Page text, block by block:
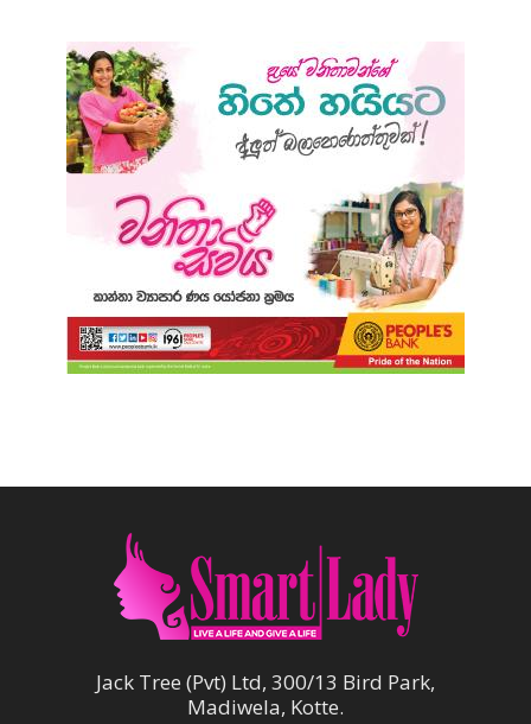
Jack Tree (Pvt) Ltd, 300/13 Bird Park,
Madiwela, Kotte.